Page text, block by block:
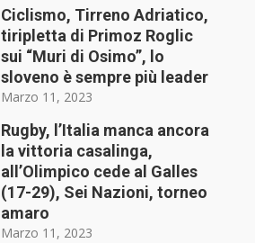
Ciclismo, Tirreno Adriatico,
tiripletta di Primoz Roglic
sui “Muri di Osimo”, lo
sloveno è sempre più leader
Marzo 11, 2023
Rugby, l’Italia manca ancora
la vittoria casalinga,
all’Olimpico cede al Galles
(17-29), Sei Nazioni, torneo
amaro
Marzo 11, 2023